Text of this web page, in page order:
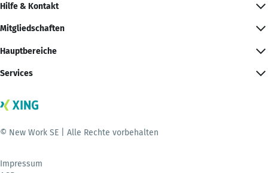
Hilfe & Kontakt
Mitgliedschaften
Hauptbereiche
Services
© New Work SE | Alle Rechte vorbehalten
Impressum